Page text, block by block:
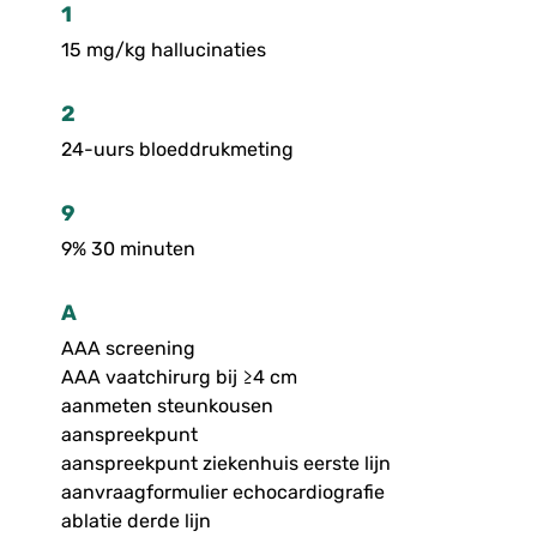
1
15 mg/kg hallucinaties
2
24-uurs bloeddrukmeting
9
9% 30 minuten
A
AAA screening
AAA vaatchirurg bij ≥4 cm
aanmeten steunkousen
aanspreekpunt
aanspreekpunt ziekenhuis eerste lijn
aanvraagformulier echocardiografie
ablatie derde lijn